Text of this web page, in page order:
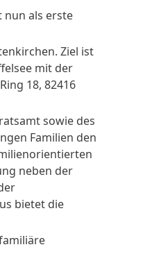
nun als erste
Ziel ist
mit der
18, 82416
sowie des
Familien den
neben der
bietet die